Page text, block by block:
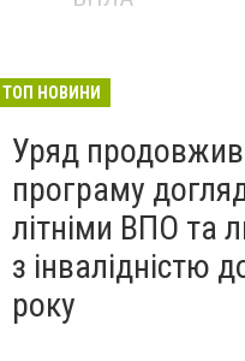
захмарні ціни у
нову водну
ТОП НОВИНИ
Уряд продовжив
програму
літніми ВПО та
з інвалідністю
року